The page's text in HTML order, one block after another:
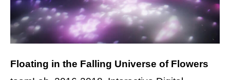
Floating in the Falling Universe of Flowers